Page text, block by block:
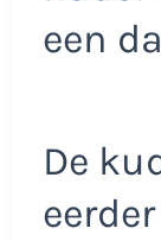
een
De